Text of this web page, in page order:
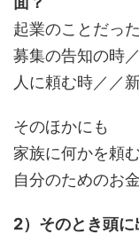
起業のことだっ
募集の告知の時
人に頼む時／／
そのほかにも
家族に何かを頼
自分のためのお
2）そのとき頭